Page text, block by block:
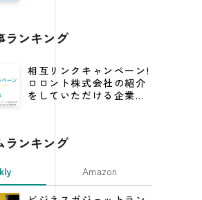
ランキング
相互リンクキャンペーン!
ロロント株式会社の紹介
をしていただける企業様
ランキング
Amazon